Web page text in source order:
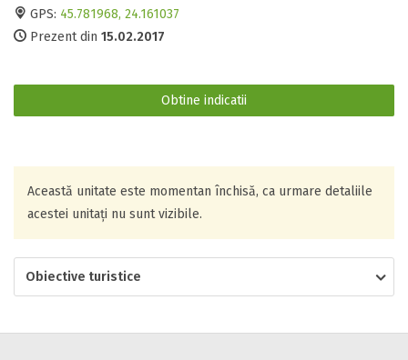
GPS: 45.781968, 24.161037
Prezent din 15.02.2017
Obtine indicatii
Această unitate este momentan închisă, ca urmare detaliile
acestei unitați nu sunt vizibile.
Obiective turistice